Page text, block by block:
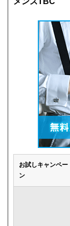
お試しキャンペー
ン